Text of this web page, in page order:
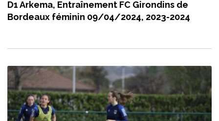
D1 Arkema, Entraînement FC Girondins de
Bordeaux féminin 09/04/2024, 2023-2024